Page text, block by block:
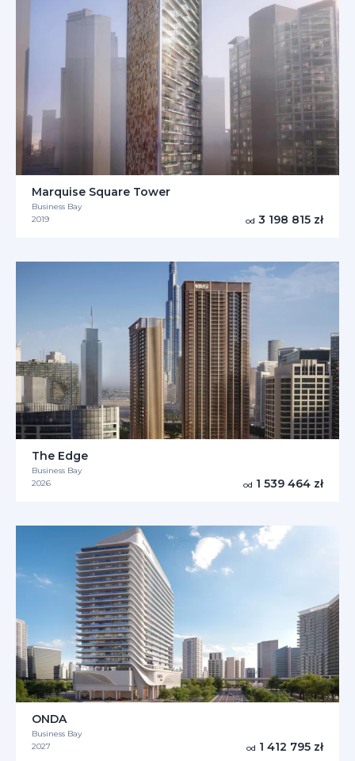
Marquise Square Tower
Business Bay
2019
od 3 198 815 zł
The Edge
Business Bay
2026
od 1 539 464 zł
ONDA
Business Bay
2027
od 1 412 795 zł